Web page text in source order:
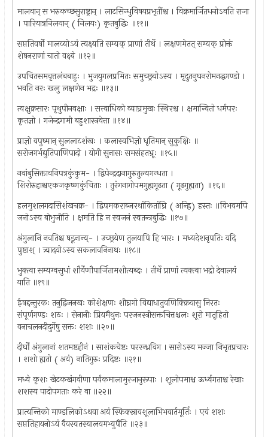
मालवान् स भरुकच्छसुराष्ट्रान् । लाटसिन्धुविषयप्रभृतींश्च । विक्रमार्जितधनोऽवति राजा
। पारियात्रनिलयान् ( निलयः) कृतबुद्धिः ॥११॥
सप्ततिवर्षो मालव्योऽयं त्यक्ष्यति सम्यक् प्राणां तीर्थे । लक्षणमेतत् सम्यक् प्रोक्तं
शेषनराणां चातो वक्ष्ये ॥१२॥
उपचितसमवृत्तलंबबाहुः । भुजयुगलप्रमितः समुच्छ्रयोऽस्य । मृदुतनुघनरोमनद्धगण्डो ।
भवति नरः खलु लक्षणेन भद्रः ॥१३॥
त्वक्षुक्रसारः पृथुपीनवक्षाः । सत्त्वाधिको व्याघ्रमुखः स्थिरश्च । क्षमान्वितो धर्मपरः
कृतज्ञो । गजेन्द्रगामी बहुशास्त्रवेत्ता ॥१४॥
प्राज्ञो वपुष्मान् सुललाटशंखः । कलास्वभिज्ञो धृतिमान् सुकुक्षिः ॥
सरोजगर्भद्युतिपाणिपादो । योगी सुनासः समसंहतभ्रूः ॥१५॥
नवांबुसिक्तावनिपत्रकुंकुम- । द्विपेन्द्रदानागुरुतुल्यगन्धता ।
शिरोरुहाश्चएकजकृष्णकुंचिताः । तुरंगनागोपमगुह्यगूढता ( गूढगुह्यता) ॥१६॥
हलमुशलगदासिशंखचक्र- । द्विपमकराब्जरथांकितांघ्रि ( अन्ह्रि) हस्तः ॥विभवमपि
जनोऽस्य बोभुजीति । क्षमति हि न स्वजनं स्वतन्त्रबुद्धिः ॥१७॥
अंगुलानि नवतिश्च षडूनान्य्- । उच्छ्रयेण तुलयापि हि भारः । मध्यदेशनृपतिः यदि
पुष्टाश् । त्र्यादयोऽस्य सकलावनिनाथः ॥१८॥
भुक्त्वा सम्यग्वसुधां शौर्येणौपार्जितामशीत्यब्दः । तीर्थे प्राणां त्यक्त्वा भद्रो देवालयं
याति ॥१९॥
ईषद्दन्तुरकः तनुद्विजनखः कोशेक्षणः शीघ्रगो विद्याधातुवणिक्क्रियासु निरतः
संपूर्णगण्डः शठः । सेनानीः प्रियमैथुनः परजनस्त्रीसक्तचित्तश्चलः शूरो मातृहितो
वनाचलनदीदुर्गेषु सक्तः शशः ॥२०॥
दीर्घो अंगुलानां शतमष्टहीनं । साशंकचेष्टः पररन्ध्रविग । सारोऽस्य मज्जा निभृतप्रचारः
। शशो ह्यतो ( अयं) नातिगुरुः प्रदिष्टः ॥२१॥
मध्ये कृशः खेटकखंगवीणा पर्यंकमालामुरजानुरूपाः । शूलोपमाश्च ऊर्ध्वगताश्च रेखाः
शशस्य पादोपगताः करे वा ॥२२॥
प्रात्यन्तिको माण्डलिकोऽथवा अयं स्फिक्स्रावशूलाभिभवार्तमूर्तिः । एवं शशः
सप्ततिहायनोऽयं वैवस्वतस्यालयमभ्युपैति ॥२३॥